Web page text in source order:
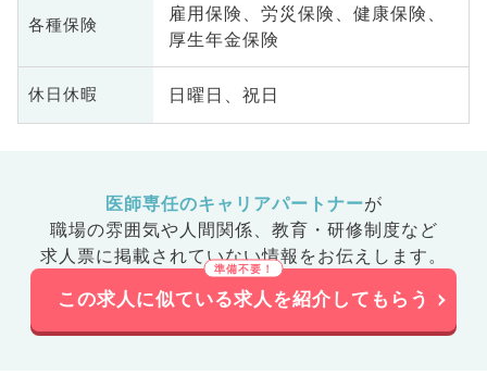
各種保険
雇用保険、労災保険、健康保険、
厚生年金保険
休日休暇 日曜日、祝日
医師専任のキャリアパートナーが
職場の雰囲気や人間関係、 教育・研修制度など
求人票に掲載されていない情報をお伝えします。
この求人に似ている求人を紹介してもらう